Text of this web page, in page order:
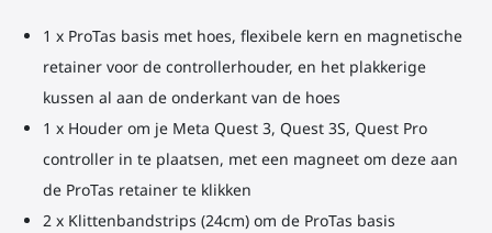
1 x ProTas basis met hoes, flexibele kern en magnetische
retainer voor de controllerhouder, en het plakkerige
kussen al aan de onderkant van de hoes
1 x Houder om je Meta Quest 3, Quest 3S, Quest Pro
controller in te plaatsen, met een magneet om deze aan
de ProTas retainer te klikken
2 x Klittenbandstrips (24cm) om de ProTas basis